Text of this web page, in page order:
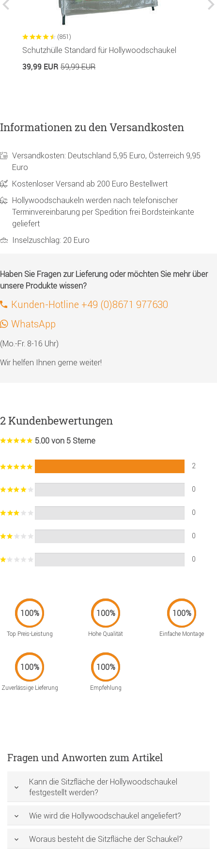
(851)
Schutzhülle Standard für Hollywoodschaukel
39,99 EUR 59,99 EUR
Informationen zu den Versandkosten
Versandkosten: Deutschland 5,95 Euro, Österreich 9,95
Euro
Kostenloser Versand ab 200 Euro Bestellwert
Hollywoodschaukeln werden nach telefonischer
Terminvereinbarung per Spedition frei Bordsteinkante
geliefert
Inselzuschlag: 20 Euro
Haben Sie Fragen zur Lieferung oder möchten Sie mehr über
unsere Produkte wissen?
Kunden-Hotline +49 (0)8671 977630
WhatsApp
(Mo.-Fr. 8-16 Uhr)
Wir helfen Ihnen gerne weiter!
2 Kundenbewertungen
5.00 von 5 Sterne
2
0
0
0
0
Top Preis-Leistung Hohe Qualität Einfache Montage
Zuverlässige Lieferung Empfehlung
Fragen und Anworten zum Artikel
Kann die Sitzfläche der Hollywoodschaukel
festgestellt werden?
Wie wird die Hollywoodschaukel angeliefert?
Woraus besteht die Sitzfläche der Schaukel?